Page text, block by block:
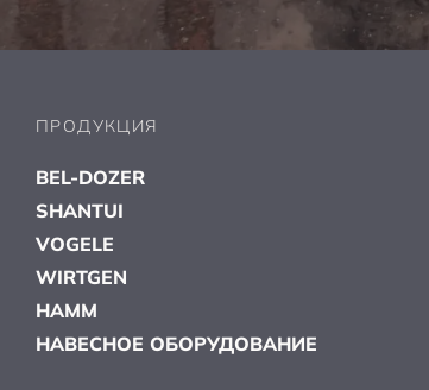
ПРОДУКЦИЯ
BEL-DOZER
SHANTUI
VOGELE
WIRTGEN
HAMM
НАВЕСНОЕ ОБОРУДОВАНИЕ